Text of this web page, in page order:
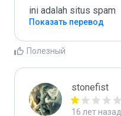
ini adalah situs spam
Показать перевод
Полезный
stonefist
16 лет назад